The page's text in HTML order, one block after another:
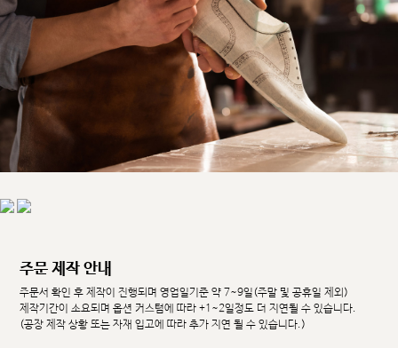
주문 제작 안내
주문서 확인 후 제작이 진행되며 영업일기준 약 7~9일(주말 및 공휴일 제외)
제작기간이 소요되며 옵션 커스텀에 따라 +1~2일정도 더 지연될 수 있습니다.
(공장 제작 상황 또는 자재 입고에 따라 추가 지연 될 수 있습니다.)